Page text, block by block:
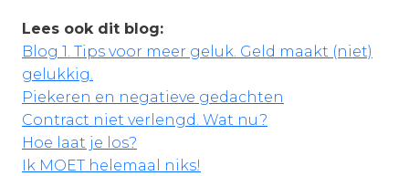
Lees ook dit blog:
Blog 1. Tips voor meer geluk. Geld maakt (niet)
gelukkig.
Piekeren en negatieve gedachten
Contract niet verlengd. Wat nu?
Hoe laat je los?
Ik MOET helemaal niks!